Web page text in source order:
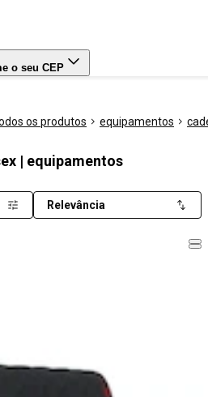
o seu CEP
os produtos equipamentos
| equipamentos
Relevância